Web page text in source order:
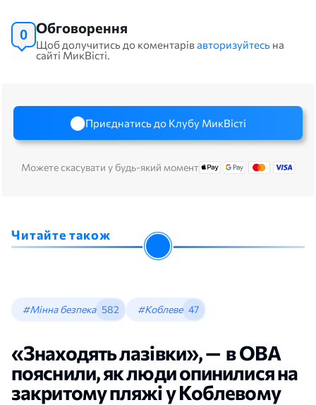
0 Обговорення
Щоб долучитись до коментарівавторизуйтесь на
сайті МикВісті.
Приєднатись до Клубу МикВісті
Можете скасувати у будь-який момент
Читайте також
#Мінна безпека 582 #Коблеве 47
«Знаходять лазівки», — в ОВА
пояснили, як люди опинилися на
закритому пляжі у Коблевому